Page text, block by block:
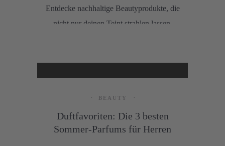
Entdecke nachhaltige Beautyprodukte, die
nicht nur deinen Teint strahlen lassen,
BEAUTY
Duftfavoriten: Die 3 besten
Sommer-Parfums für Herren